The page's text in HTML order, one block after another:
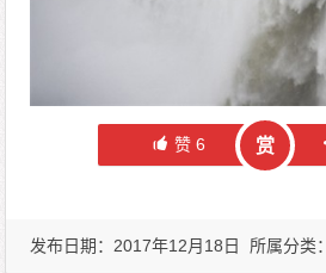
赞6 赏
发布日期：2017年12月18日 所属分类：